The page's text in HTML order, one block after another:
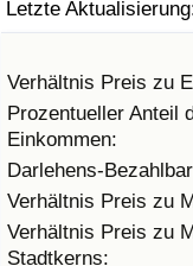
Letzte
Verhältnis Preis zu
Prozentueller Anteil
Einkommen:
Darlehens-
Verhältnis Preis zu
Verhältnis Preis zu
Stadtkerns:
Verkehr